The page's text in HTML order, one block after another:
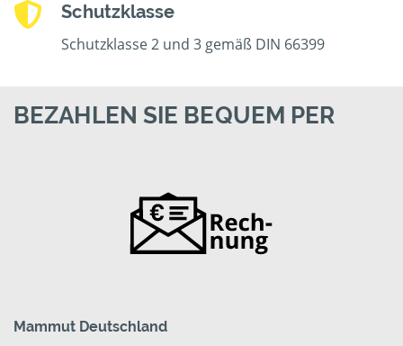
Schutzklasse
Schutzklasse 2 und 3 gemäß DIN 66399
BEZAHLEN SIE BEQUEM PER
Mammut Deutschland